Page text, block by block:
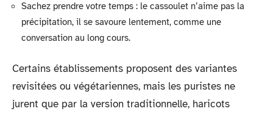
Sachez prendre votre temps : le cassoulet n’aime pas la
précipitation, il se savoure lentement, comme une
conversation au long cours.
Certains établissements proposent des variantes
revisitées ou végétariennes, mais les puristes ne
jurent que par la version traditionnelle, haricots